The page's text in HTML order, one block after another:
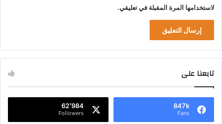
لاستخدامها المرة المقبلة في تعليقي.
تابعنا على
847k
Fans
62٬984
Followers